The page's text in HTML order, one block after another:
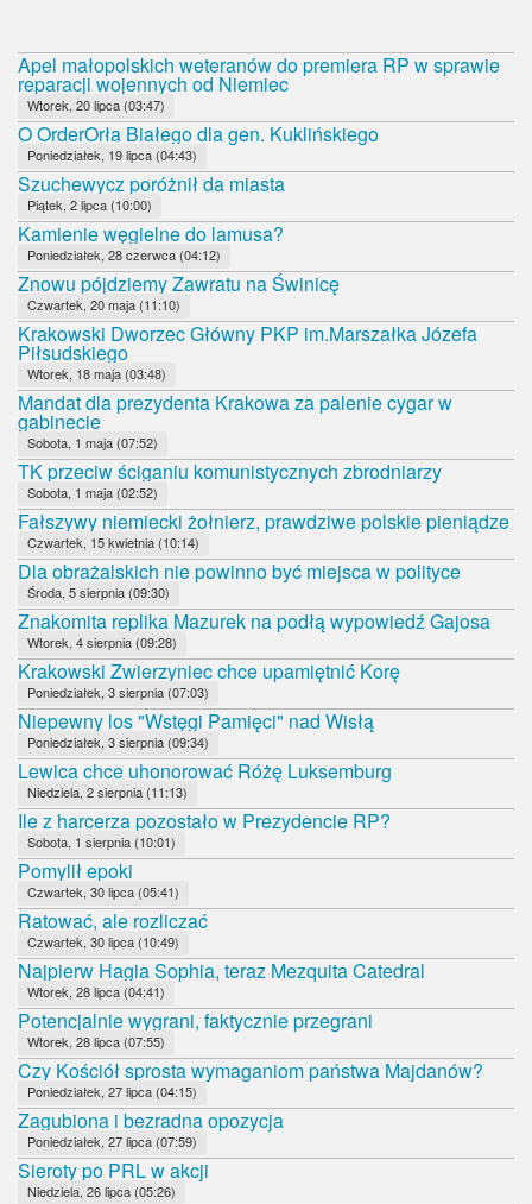
Apel małopolskich weteranów do premiera RP w sprawie
reparacji wojennych od Niemiec
Wtorek, 20 lipca (03:47)
O OrderOrła Białego dla gen. Kuklińskiego
Poniedziałek, 19 lipca (04:43)
Szuchewycz poróżnił da miasta
Piątek, 2 lipca (10:00)
Kamienie węgielne do lamusa?
Poniedziałek, 28 czerwca (04:12)
Znowu pójdziemy Zawratu na Świnicę
Czwartek, 20 maja (11:10)
Krakowski Dworzec Główny PKP im.Marszałka Józefa
Piłsudskiego
Wtorek, 18 maja (03:48)
Mandat dla prezydenta Krakowa za palenie cygar w
gabinecie
Sobota, 1 maja (07:52)
TK przeciw ściganiu komunistycznych zbrodniarzy
Sobota, 1 maja (02:52)
Fałszywy niemiecki żołnierz, prawdziwe polskie pieniądze
Czwartek, 15 kwietnia (10:14)
Dla obrażalskich nie powinno być miejsca w polityce
Środa, 5 sierpnia (09:30)
Znakomita replika Mazurek na podłą wypowiedź Gajosa
Wtorek, 4 sierpnia (09:28)
Krakowski Zwierzyniec chce upamiętnić Korę
Poniedziałek, 3 sierpnia (07:03)
Niepewny los "Wstęgi Pamięci" nad Wisłą
Poniedziałek, 3 sierpnia (09:34)
Lewica chce uhonorować Różę Luksemburg
Niedziela, 2 sierpnia (11:13)
Ile z harcerza pozostało w Prezydencie RP?
Sobota, 1 sierpnia (10:01)
Pomylił epoki
Czwartek, 30 lipca (05:41)
Ratować, ale rozliczać
Czwartek, 30 lipca (10:49)
Najpierw Hagia Sophia, teraz Mezquita Catedral
Wtorek, 28 lipca (04:41)
Potencjalnie wygrani, faktycznie przegrani
Wtorek, 28 lipca (07:55)
Czy Kościół sprosta wymaganiom państwa Majdanów?
Poniedziałek, 27 lipca (04:15)
Zagubiona i bezradna opozycja
Poniedziałek, 27 lipca (07:59)
Sieroty po PRL w akcji
Niedziela, 26 lipca (05:26)